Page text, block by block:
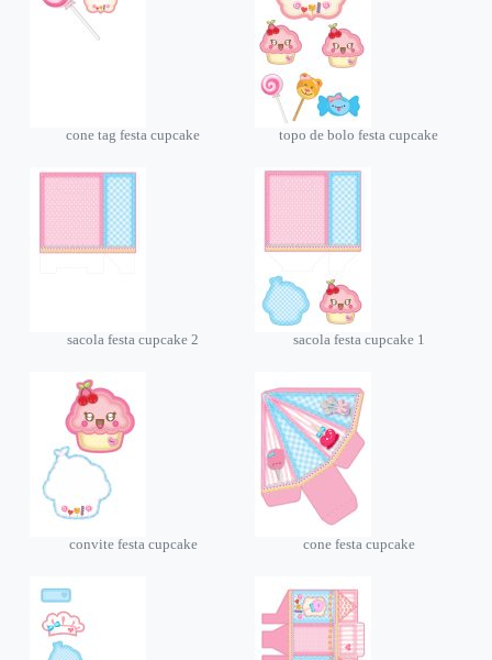
cone tag festa cupcake topo de bolo festa cupcake
sacola festa cupcake 2 sacola festa cupcake 1
convite festa cupcake cone festa cupcake